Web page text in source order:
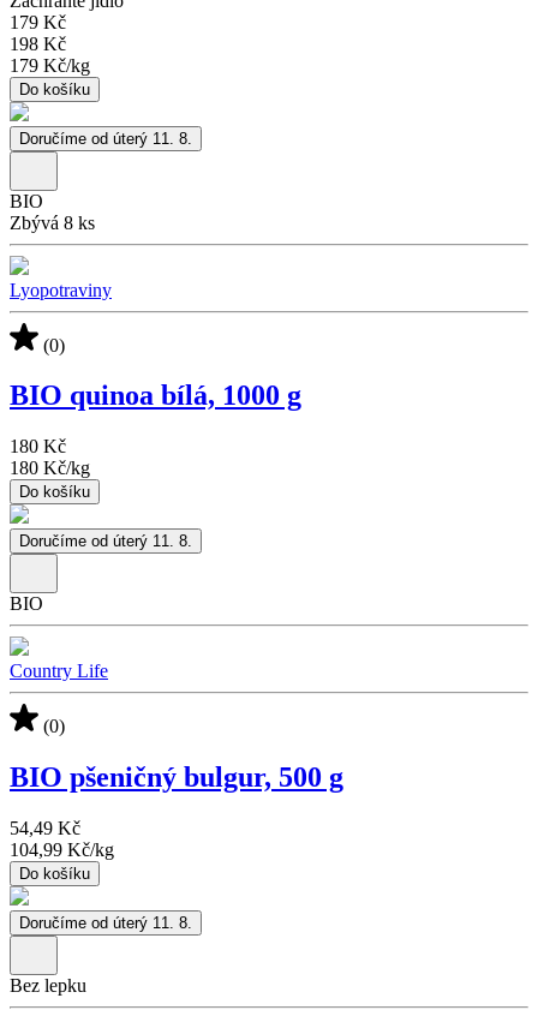
179 Kč
198 Kč
179 Kč/kg
Do košíku
Doručíme od úterý 11. 8.
BIO
Zbývá 8 ks
Lyopotraviny
(0)
BIO quinoa bílá, 1000 g
180 Kč
180 Kč/kg
Do košíku
Doručíme od úterý 11. 8.
BIO
Country Life
(0)
BIO pšeničný bulgur, 500 g
54,49 Kč
104,99 Kč/kg
Do košíku
Doručíme od úterý 11. 8.
Bez lepku